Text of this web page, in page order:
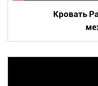
Кровать